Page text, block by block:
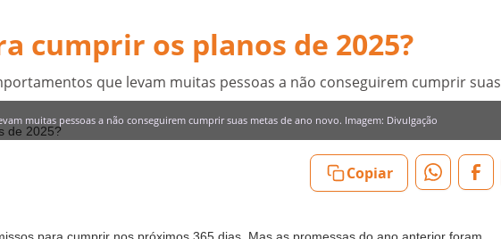
cumprir os planos de 2025?
que levam muitas pessoas a não conseguirem cumprir suas
muitas pessoas a não conseguirem cumprir suas metas de ano novo. Imagem: Divulgação
Copiar